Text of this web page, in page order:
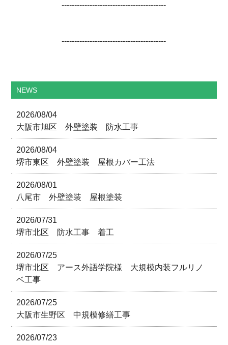
-----------------------------------------
-----------------------------------------
NEWS
2026/08/04
大阪市旭区 外壁塗装 防水工事
2026/08/04
堺市東区 外壁塗装 屋根カバー工法
2026/08/01
八尾市 外壁塗装 屋根塗装
2026/07/31
堺市北区 防水工事 着工
2026/07/25
堺市北区 アース外語学院様 大規模内装フルリノ
ベ工事
2026/07/25
大阪市生野区 中規模修繕工事
2026/07/23